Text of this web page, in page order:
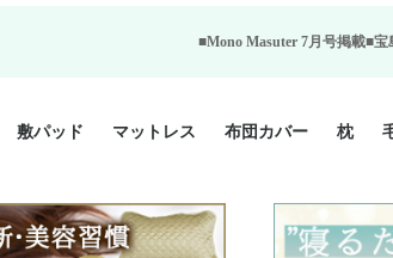
■Mono Masuter 7月号掲載■宝島社が発行する大人
ン
布団
布団 70cm幅 ミニシングル
75cm幅 ショートセミシ
ングル
80cm幅 セミシングル
布団
布団
敷パッド
シングルサイズ敷パッド
小さい敷パッド
大きい敷パッド
シルク敷パッド
枕パッド
シルク枕パッド
除湿シート
接触冷感パッド
暖かパッド
ガーゼケット
オーガニックコットン
ベッドパッド
パッドセット
マットレス 布団カバー
掛け布団カバー
敷布団カバー
枕カバー
BOXシーツ
防ダニカバー
クッションカバー
オーガニックコット
カバーセット
枕
小さ
やや
普通
大き
パイ
高反
低反
機能